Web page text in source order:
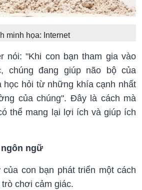
minh họa: Internet
nói: "Khi con bạn tham gia vào
chúng đang giúp não bộ của
học hỏi từ những khía cạnh nhất
của chúng". Đây là cách mà
thể mang lại lợi ích và giúp ích
ngữ
con bạn phát triển một cách
chơi cảm giác.